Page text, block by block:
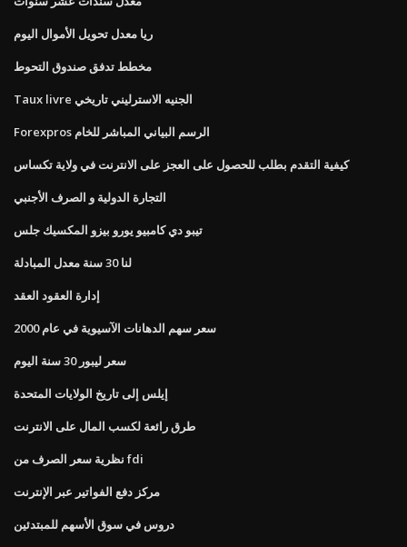
ريا معدل تحويل الأموال اليوم
مخطط تدفق صندوق التحوط
Taux livre الجنيه الاسترليني تاريخي
Forexpros الرسم البياني المباشر للخام
كيفية التقدم بطلب للحصول على العجز على الانترنت في ولاية تكساس
التجارة الدولية و الصرف الأجنبي
تيبو دي كامبيو يورو بيزو المكسيك جلس
لنا 30 سنة معدل المبادلة
إدارة العقود العقد
سعر سهم الدهانات الآسيوية في عام 2000
سعر ليبور 30 ​​سنة اليوم
إيلس إلى تاريخ الولايات المتحدة
طرق رائعة لكسب المال على الانترنت
نظرية سعر الصرف من fdi
مركز دفع الفواتير عبر الإنترنت
دروس في سوق الأسهم للمبتدئين